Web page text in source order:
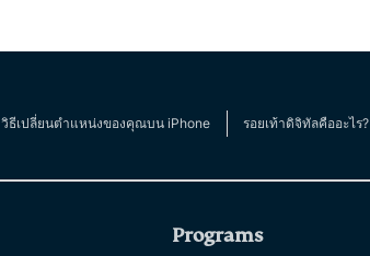
วิธีเปลี่ยนตำแหน่งของคุณบน iPhone รอยเท้าดิจิทัลคืออะไร?
Programs